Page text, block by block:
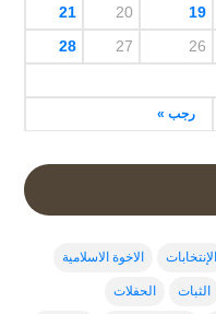
رجب »
19
20
21
26
27
28
الإنتخابات الاخوة الاسلامية
الثبات الحفلات